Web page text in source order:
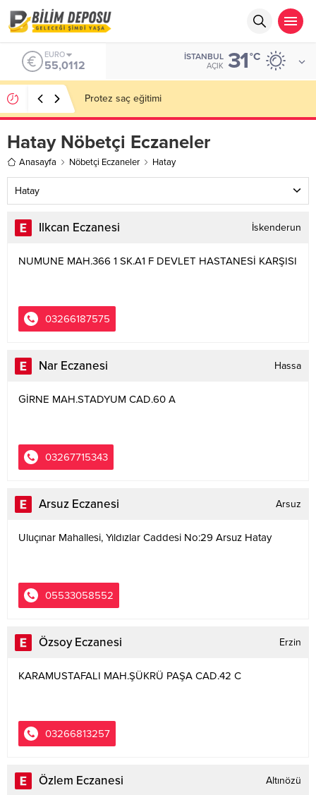
ALTIN
6.519,97
İSTANBUL
AÇIK 31°C
EN İYİ 10 YAPAY ZEKA VİDEO OLUŞTURUCU
Hatay Nöbetçi Eczaneler
Anasayfa Nöbetçi Eczaneler Hatay
Hatay
Ilkcan Eczanesi İskenderun
NUMUNE MAH.366 1 SK.A1 F DEVLET HASTANESİ KARŞISI
03266187575
Nar Eczanesi Hassa
GİRNE MAH.STADYUM CAD.60 A
03267715343
Arsuz Eczanesi Arsuz
Uluçınar Mahallesi, Yıldızlar Caddesi No:29 Arsuz Hatay
05533058552
Özsoy Eczanesi Erzin
KARAMUSTAFALI MAH.ŞÜKRÜ PAŞA CAD.42 C
03266813257
Özlem Eczanesi Altınözü